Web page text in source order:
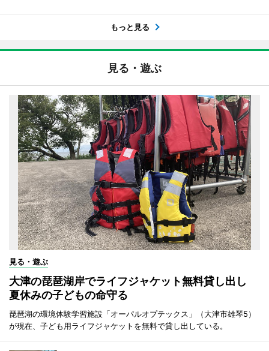
もっと見る
見る・遊ぶ
見る・遊ぶ
大津の琵琶湖岸でライフジャケット無料貸し出し
夏休みの子どもの命守る
琵琶湖の環境体験学習施設「オーパルオプテックス」（大津市雄琴5）
が現在、子ども用ライフジャケットを無料で貸し出している。